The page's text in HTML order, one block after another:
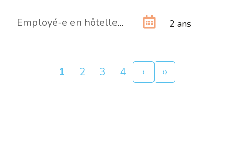
Employé-e en hôtellerie-intendance AFP 2 ans
PaginationPage
1 Page
2 Page
3 Page
4
Page
›
Dernière
››